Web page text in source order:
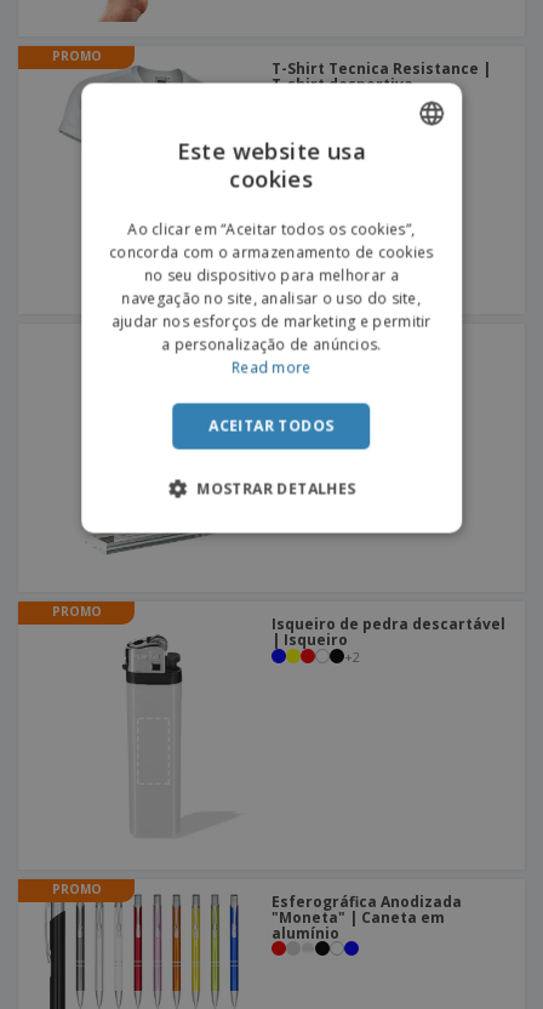
PROMO
T-Shirt Tecnica Resistance |
T-shirt desportiva
Troféu | 20-2219
PROMO
Isqueiro de pedra descartável
| Isqueiro
+2
PROMO
Esferográfica Anodizada
"Moneta" | Caneta em
alumínio
SPANISH
Este website usa
cookies
Ao clicar em “Aceitar todos os cookies”,
concorda com o armazenamento de cookies
no seu dispositivo para melhorar a
navegação no site, analisar o uso do site,
ajudar nos esforços de marketing e permitir
a personalização de anúncios.
Read more
ACEITAR TODOS
MOSTRAR DETALHES